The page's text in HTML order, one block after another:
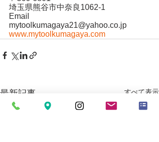
埼玉県熊谷市中奈良1062-1
Email
mytoolkumagaya21@yahoo.co.jp
www.mytoolkumagaya.com
最新記事 すべて表示